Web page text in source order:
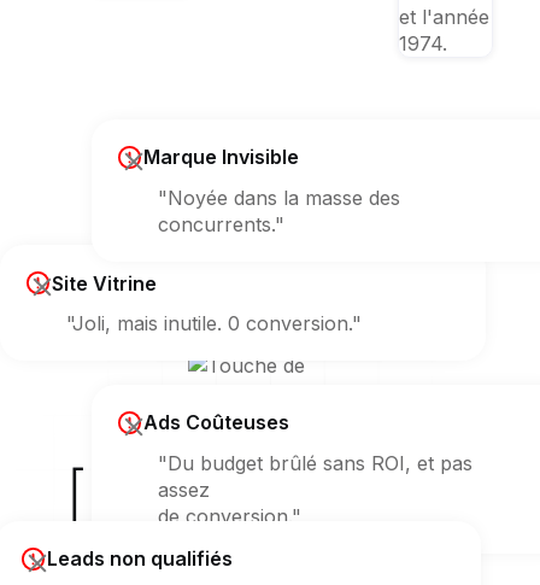
Ads Coûteuses
"Du budget brûlé sans ROI, et pas
assez
de conversion."
Leads non qualifiés
Site Vitrine
"Joli, mais inutile. 0 conversion."
Marque Invisible
"Noyée dans la masse des
concurrents."
[ Erreur 404 ]
sur votre croissance ?